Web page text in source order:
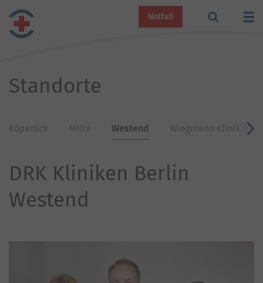
Notfall
Standorte
Köpenick Mitte Westend Wiegmann Klinik
DRK Kliniken Berlin
Westend